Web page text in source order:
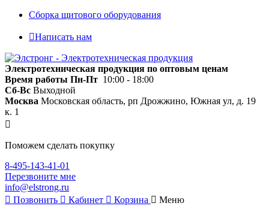
Сборка щитового оборудования
Написать нам
Электротехническая продукция по оптовым ценам
Время работы Пн-Пт 10:00 - 18:00
Сб-Вс Выходной
Москва Московская область, рп Дрожжино, Южная ул, д. 19
к. 1
Поможем сделать покупку
8-495-143-41-01
Перезвоните мне
info@elstrong.ru
Позвонить
Кабинет Корзина Меню